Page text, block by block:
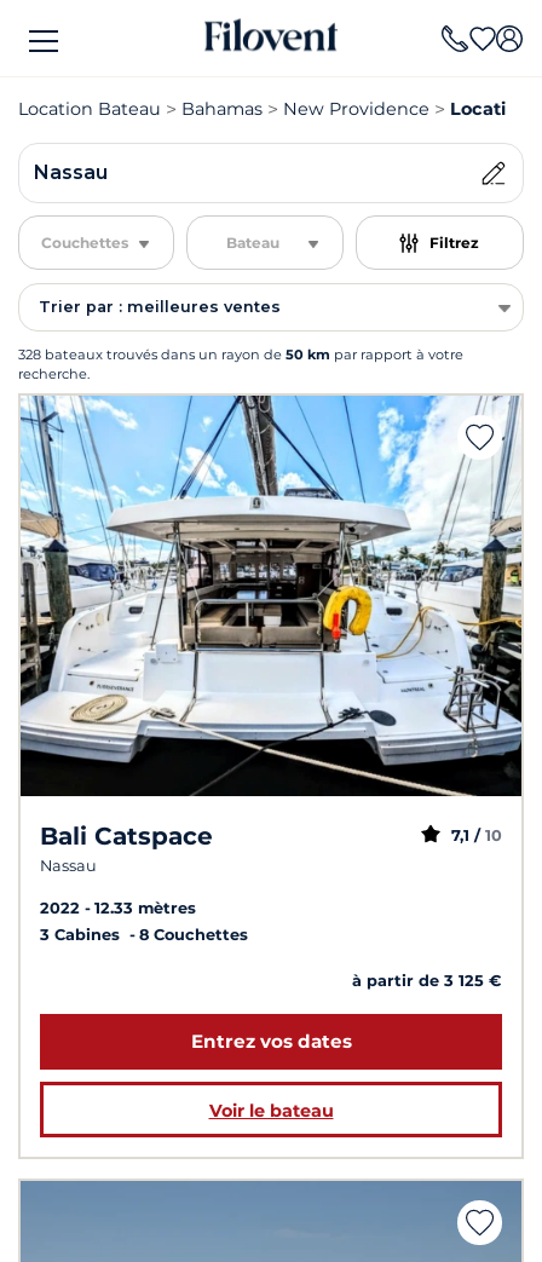
Location Bateau Bahamas New Providence Location
Nassau
Couchettes Bateau Filtrez
Trier par : meilleures ventes
328 bateaux trouvés dans un rayon de 50 km par rapport à votre
recherche.
Bali Catspace
Nassau
7,1 / 10
2022
12.33 mètres
3 Cabines
8 Couchettes
à partir de 3 125 €
Entrez vos dates
Voir le bateau